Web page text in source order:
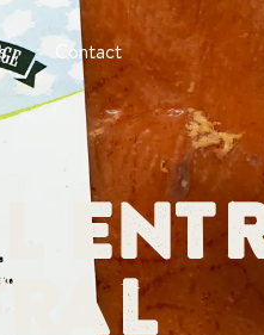
Contact